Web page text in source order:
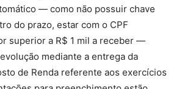
— como não possuir chave
do prazo, estar com o CPF
superior a R$ 1 mil a receber —
mediante a entrega da
de Renda referente aos exercícios